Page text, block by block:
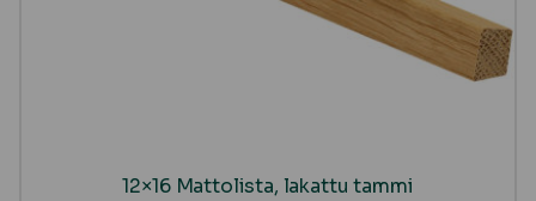
12×16 Mattolista, lakattu tammi